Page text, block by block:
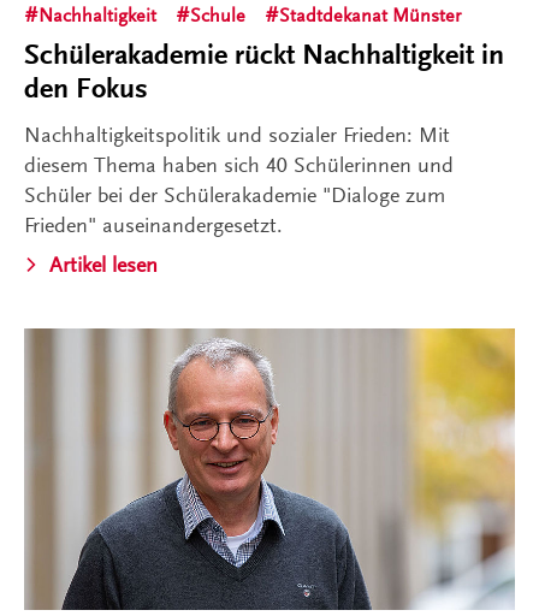
Nachhaltigkeit
Schule Stadtdekanat Münster
Schülerakademie rückt Nachhaltigkeit in
den Fokus
Nachhaltigkeitspolitik und sozialer Frieden: Mit
diesem Thema haben sich 40 Schülerinnen und
Schüler bei der Schülerakademie "Dialoge zum
Frieden" auseinandergesetzt.
Artikel lesen